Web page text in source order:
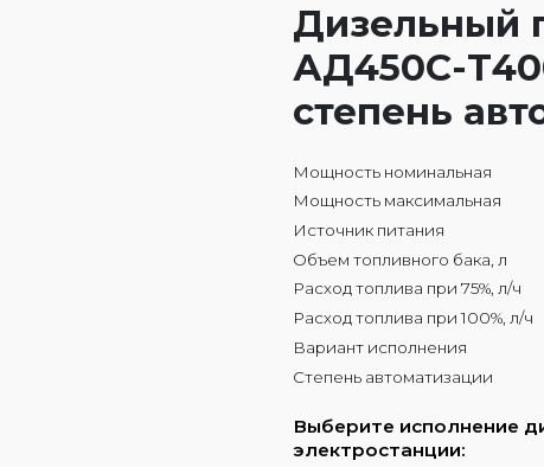
Дизельный
АД450С-
степень
Мощность номинальная
Мощность максимальная
Источник питания
Объем топливного бака, л
Расход топлива при 75%, л/ч
Расход топлива при 100%, л/ч
Вариант исполнения
Степень автоматизации
Выберите исполнение
электростанции: